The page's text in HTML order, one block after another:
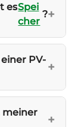
esSpei
cher
?
PV-
meiner